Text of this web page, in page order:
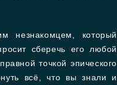
незнакомцем, который
сберечь его любой
точкой эпического
всё, что вы знали и